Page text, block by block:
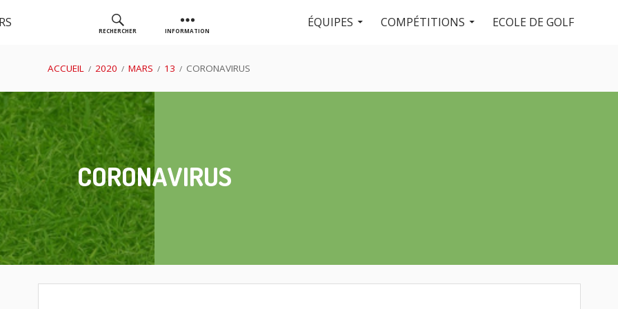
RECHERCHER INFORMATION
ÉQUIPES COMPÉTITIONS ECOLE DE GOLF
AS GOLF
ACCUEIL 2020 MARS 13 CORONAVIRUS
CORONAVIRUS